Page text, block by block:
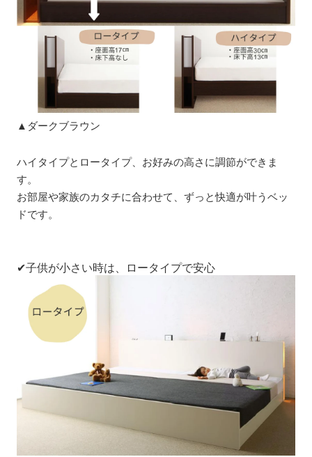
▲ダークブラウン
ハイタイプとロータイプ、お好みの高さに調節ができま
す。
お部屋や家族のカタチに合わせて、ずっと快適が叶うベッ
ドです。
✔子供が小さい時は、ロータイプで安心